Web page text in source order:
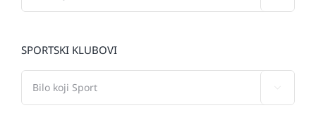
SPORTSKI KLUBOVI